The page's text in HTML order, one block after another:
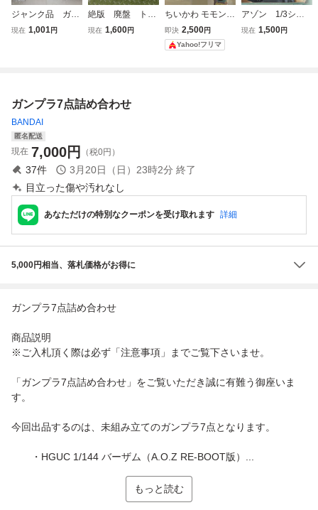
ジャンク品 ガン
プラ 未開封ラン
現在 1,001円
絶版 廃盤 トミ
カ 詰め合わせ
現在 1,600円
ちいかわ モモンガ
セット 詰め合わせ
まとめ売り
即決 2,500円
Yahoo!フリマ
アゾン 1/3シュ
ーズ詰め合わせ、
現在 1,500円
ガンプラ7点詰め合わせ
BANDAI
匿名配送
現在 7,000円 （税0円）
37件 3月20日（日）23時2分 終了
目立った傷や汚れなし
あなただけの特別なクーポンを受け取れます 詳細
5,000円相当、落札価格がお得に
ガンプラ7点詰め合わせ
商品説明
※ご入札頂く際は必ず「注意事項」までご覧下さいませ。
「ガンプラ7点詰め合わせ」をご覧いただき誠に有難う御座いま
す。
今回出品するのは、未組み立てのガンプラ7点となります。
・HGUC 1/144 バーザム（A.O.Z RE-BOOT版）...
もっと読む